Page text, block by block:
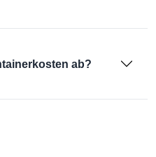
ab?